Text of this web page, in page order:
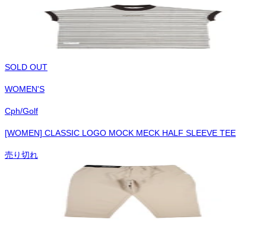
SOLD OUT
WOMEN'S
Cph/Golf
[WOMEN] CLASSIC LOGO MOCK MECK HALF SLEEVE TEE
売り切れ